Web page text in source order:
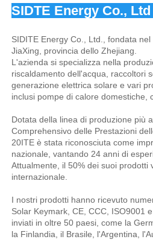
SIDTE Energy Co., Ltd
SIDITE Energy Co., Ltd., fondata
JiaXing, provincia dello Zhejiang.
L'azienda si specializza nella
riscaldamento dell'acqua, raccoltori
generazione elettrica solare e vari
inclusi pompe di calore domestiche,
Dotata della linea di produzione più
Comprehensivo delle Prestazioni
20ITE è stata riconosciuta come
nazionale, vantando 24 anni di
Attualmente, il 50% dei suoi prodotti
internazionale.
I nostri prodotti hanno ricevuto
Solar Keymark, CE, CCC, ISO9001
inviati in oltre 50 paesi, come la
la Finlandia, il Brasile, l'Argentina,